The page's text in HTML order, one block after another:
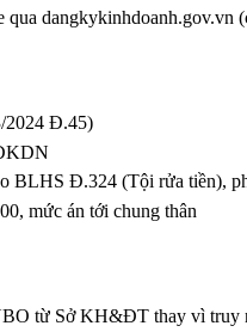
dangkykinhdoanh.gov.vn
Đ.45)
BLHS Đ.324 (Tội rửa tiền),
mức án tới chung thân
từ Sở KH&ĐT thay vì truy